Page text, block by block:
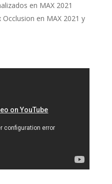
en MAX 2021
en MAX 2021 y